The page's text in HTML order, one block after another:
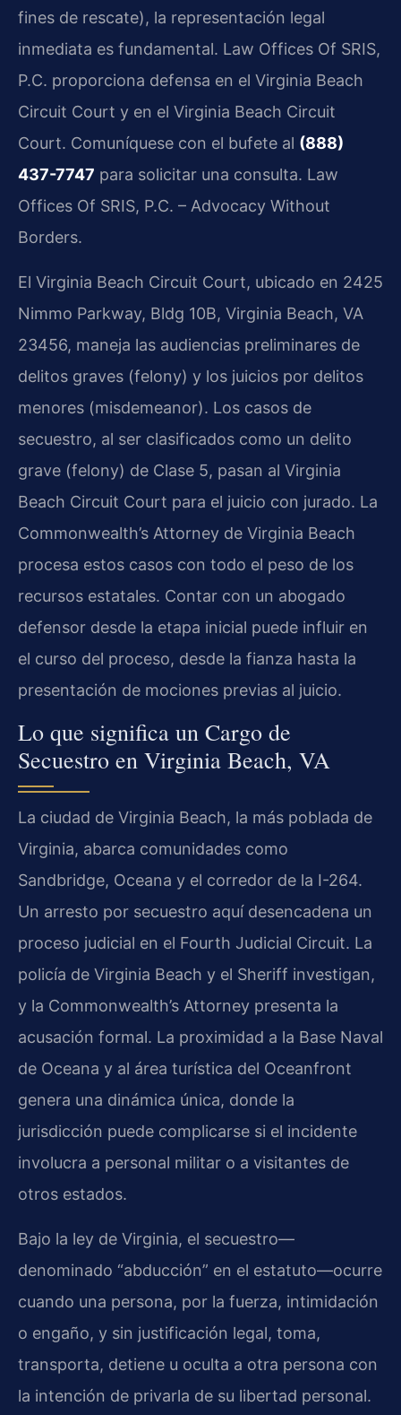
fines de rescate), la representación legal
inmediata es fundamental. Law Offices Of SRIS,
P.C. proporciona defensa en el Virginia Beach
Circuit Court y en el Virginia Beach Circuit
Court. Comuníquese con el bufete al (888)
437-7747 para solicitar una consulta. Law
Offices Of SRIS, P.C. – Advocacy Without
Borders.
El Virginia Beach Circuit Court, ubicado en 2425
Nimmo Parkway, Bldg 10B, Virginia Beach, VA
23456, maneja las audiencias preliminares de
delitos graves (felony) y los juicios por delitos
menores (misdemeanor). Los casos de
secuestro, al ser clasificados como un delito
grave (felony) de Clase 5, pasan al Virginia
Beach Circuit Court para el juicio con jurado. La
Commonwealth’s Attorney de Virginia Beach
procesa estos casos con todo el peso de los
recursos estatales. Contar con un abogado
defensor desde la etapa inicial puede influir en
el curso del proceso, desde la fianza hasta la
presentación de mociones previas al juicio.
Lo que significa un Cargo de
Secuestro en Virginia Beach, VA
La ciudad de Virginia Beach, la más poblada de
Virginia, abarca comunidades como
Sandbridge, Oceana y el corredor de la I-264.
Un arresto por secuestro aquí desencadena un
proceso judicial en el Fourth Judicial Circuit. La
policía de Virginia Beach y el Sheriff investigan,
y la Commonwealth’s Attorney presenta la
acusación formal. La proximidad a la Base Naval
de Oceana y al área turística del Oceanfront
genera una dinámica única, donde la
jurisdicción puede complicarse si el incidente
involucra a personal militar o a visitantes de
otros estados.
Bajo la ley de Virginia, el secuestro—
denominado “abducción” en el estatuto—ocurre
cuando una persona, por la fuerza, intimidación
o engaño, y sin justificación legal, toma,
transporta, detiene u oculta a otra persona con
la intención de privarla de su libertad personal.